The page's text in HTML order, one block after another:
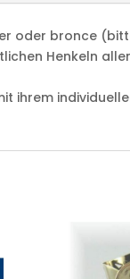
oder bronce
Henkeln
ihrem